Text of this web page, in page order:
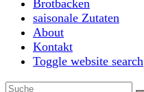
Brotbacken
saisonale Zutaten
About
Kontakt
Toggle website search